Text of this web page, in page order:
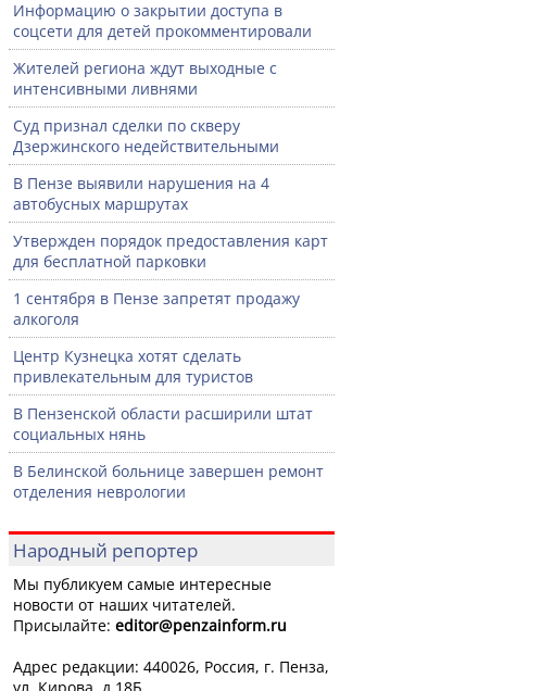
Информацию о закрытии доступа в
соцсети для детей прокомментировали
Жителей региона ждут выходные с
интенсивными ливнями
Суд признал сделки по скверу
Дзержинского недействительными
В Пензе выявили нарушения на 4
автобусных маршрутах
Утвержден порядок предоставления карт
для бесплатной парковки
1 сентября в Пензе запретят продажу
алкоголя
Центр Кузнецка хотят сделать
привлекательным для туристов
В Пензенской области расширили штат
социальных нянь
В Белинской больнице завершен ремонт
отделения неврологии
Народный репортер
Мы публикуем самые интересные
новости от наших читателей.
Присылайте: editor@penzainform.ru
Адрес редакции: 440026, Россия, г. Пенза,